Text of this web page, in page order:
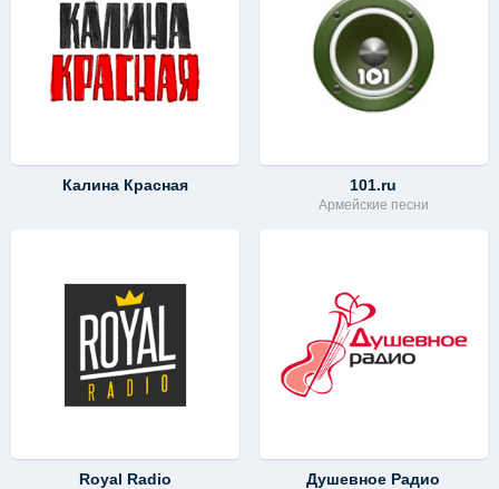
Калина Красная 101.ru
Армейские песни
Royal Radio Душевное Радио